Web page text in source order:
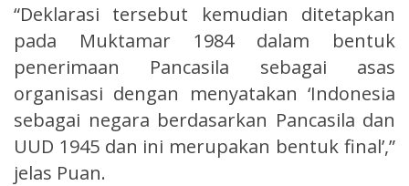
“Deklarasi tersebut kemudian ditetapkan
pada Muktamar 1984 dalam bentuk
penerimaan Pancasila sebagai asas
organisasi dengan menyatakan ‘Indonesia
sebagai negara berdasarkan Pancasila dan
UUD 1945 dan ini merupakan bentuk final’,”
jelas Puan.